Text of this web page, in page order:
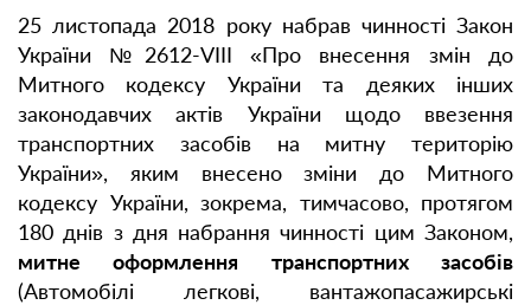
25 листопада 2018 року набрав чинності Закон
України №2612-VIII «Про внесення змін до
Митного кодексу України та деяких інших
законодавчих актів України щодо ввезення
транспортних засобів на митну територію
України», яким внесено зміни до Митного
кодексу України, зокрема, тимчасово, протягом
180 днів з дня набрання чинності цим Законом,
митне оформлення транспортних засобів
(Автомобiлi легковi, вантажопасажирськi